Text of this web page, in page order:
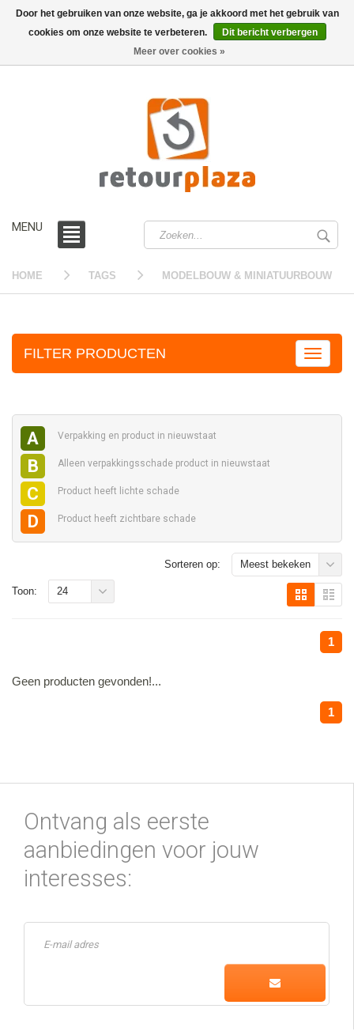
MENU
HOME TAGS MODELBOUW & MINIATUURBOUW
FILTER PRODUCTEN
A Verpakking en product in nieuwstaat
B Alleen verpakkingsschade product in nieuwstaat
C Product heeft lichte schade
D Product heeft zichtbare schade
Sorteren op: Meest bekeken
1
Toon: 24
Geen producten gevonden!...
1
Ontvang als eerste
aanbiedingen voor jouw
interesses:
Door het gebruiken van onze website, ga je akkoord met het gebruik van
cookies om onze website te verbeteren.
Dit bericht verbergen
Meer over cookies »